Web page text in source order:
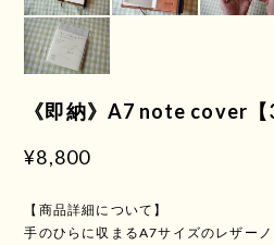
《即納》A7 note cover【
¥8,800
【商品詳細について】
手のひらに収まるA7サイズのレザーノ